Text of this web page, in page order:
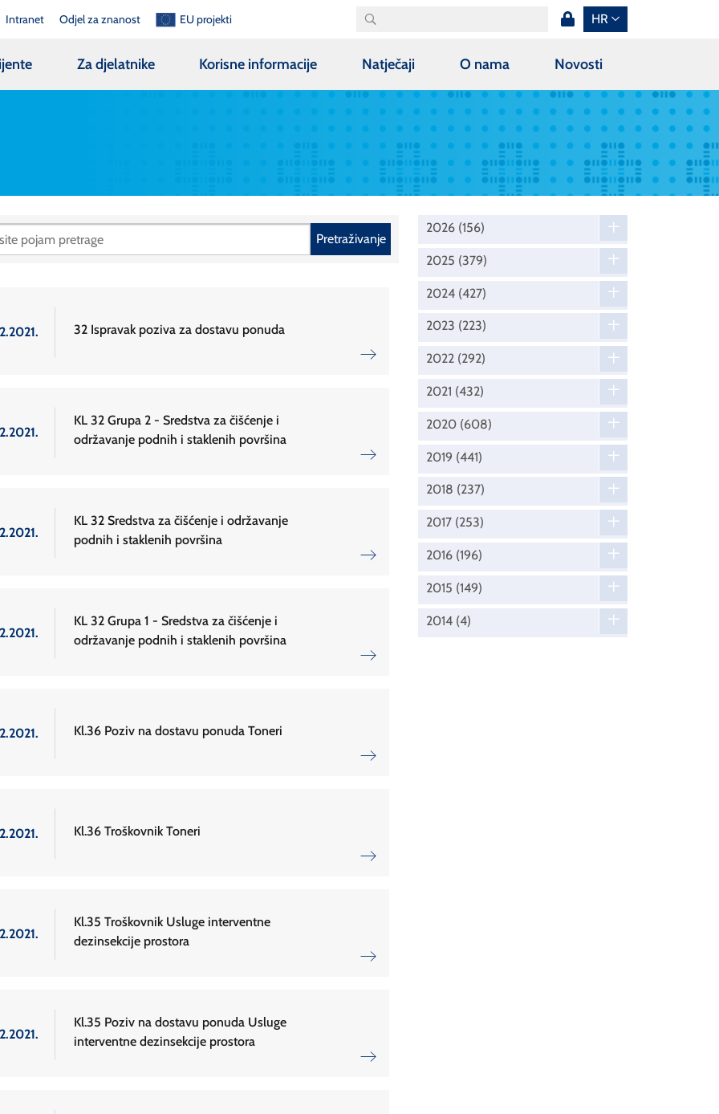
Intranet Odjel za znanost EU projekti HR
Za djelatnike Korisne informacije Natječaji O nama Novosti
Pretraživanje
32 Ispravak poziva za dostavu ponuda
KL 32 Grupa 2 - Sredstva za čišćenje i
održavanje podnih i staklenih površina
KL 32 Sredstva za čišćenje i održavanje
podnih i staklenih površina
KL 32 Grupa 1 - Sredstva za čišćenje i
održavanje podnih i staklenih površina
Kl.36 Poziv na dostavu ponuda Toneri
Kl.36 Troškovnik Toneri
Kl.35 Troškovnik Usluge interventne
dezinsekcije prostora
Kl.35 Poziv na dostavu ponuda Usluge
interventne dezinsekcije prostora
2026 (156)
2025 (379)
2024 (427)
2023 (223)
2022 (292)
2021 (432)
2020 (608)
2019 (441)
2018 (237)
2017 (253)
2016 (196)
2015 (149)
2014 (4)